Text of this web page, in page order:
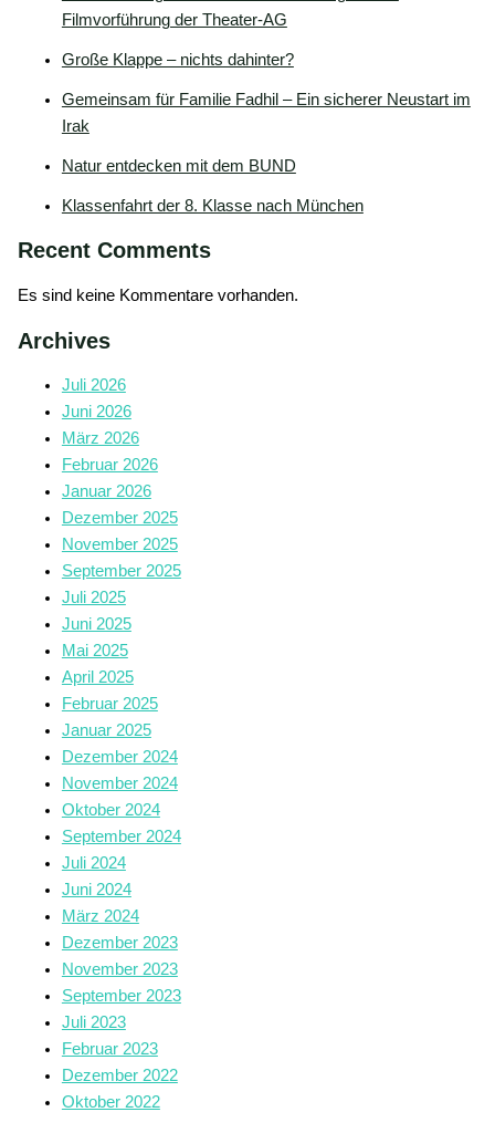
Filmvorführung der Theater-AG
Große Klappe – nichts dahinter?
Gemeinsam für Familie Fadhil – Ein sicherer Neustart im
Irak
Natur entdecken mit dem BUND
Klassenfahrt der 8. Klasse nach München
Recent Comments
Es sind keine Kommentare vorhanden.
Archives
Juli 2026
Juni 2026
März 2026
Februar 2026
Januar 2026
Dezember 2025
November 2025
September 2025
Juli 2025
Juni 2025
Mai 2025
April 2025
Februar 2025
Januar 2025
Dezember 2024
November 2024
Oktober 2024
September 2024
Juli 2024
Juni 2024
März 2024
Dezember 2023
November 2023
September 2023
Juli 2023
Februar 2023
Dezember 2022
Oktober 2022